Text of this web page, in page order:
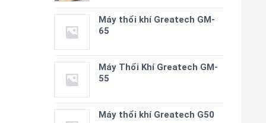
Máy thổi khí Greatech GM-
65
Máy Thổi Khí Greatech GM-
55
Máy thổi khí Greatech G50